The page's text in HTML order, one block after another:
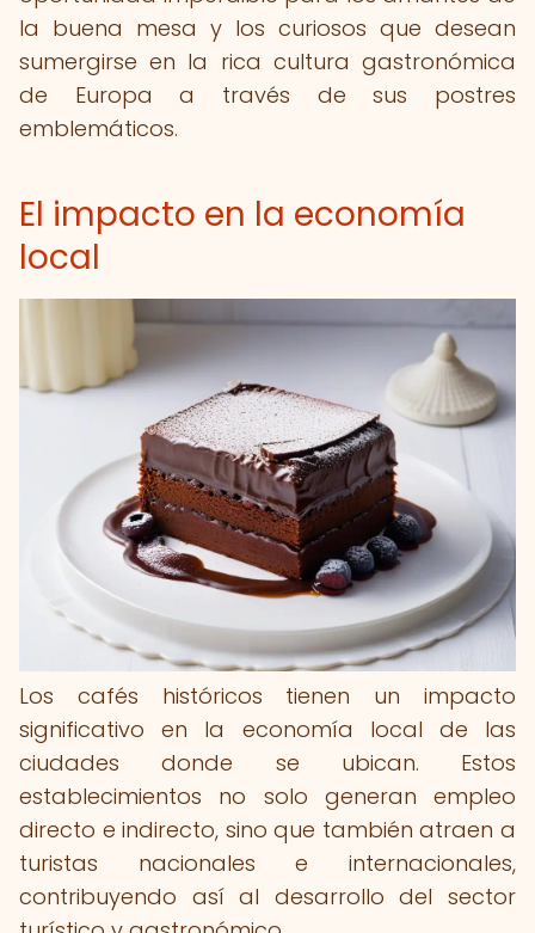
la buena mesa y los curiosos que desean
sumergirse en la rica cultura gastronómica
de Europa a través de sus postres
emblemáticos.
El impacto en la economía
local
Los cafés históricos tienen un impacto
significativo en la economía local de las
ciudades donde se ubican. Estos
establecimientos no solo generan empleo
directo e indirecto, sino que también atraen a
turistas nacionales e internacionales,
contribuyendo así al desarrollo del sector